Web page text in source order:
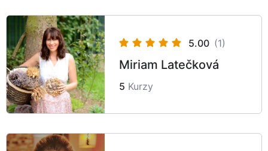
5.00 (1)
Miriam Latečková
5 Kurzy